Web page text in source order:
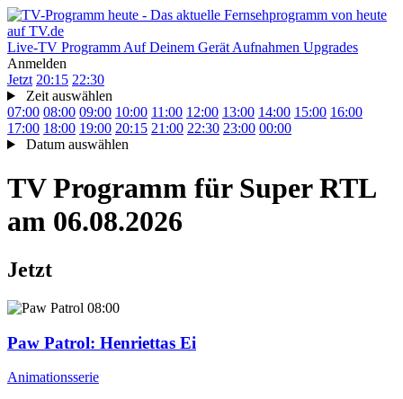
Live-TV Programm Auf Deinem Gerät Aufnahmen Upgrades
Anmelden
Jetzt 20:15 22:30
Zeit auswählen
07:00 08:00 09:00 10:00 11:00 12:00 13:00 14:00 15:00 16:00
17:00 18:00 19:00 20:15 21:00 22:30 23:00 00:00
Datum auswählen
TV Programm für Super RTL
am 06.08.2026
Jetzt
08:00
Paw Patrol: Henriettas Ei
Animationsserie